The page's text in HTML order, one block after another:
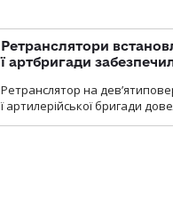
Ретранслятори
ї артбригади
Ретранслятор на
ї артилерійської бригади